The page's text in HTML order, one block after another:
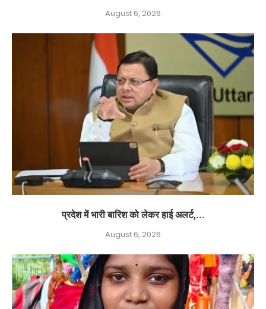
August 6, 2026
प्रदेश में भारी बारिश को लेकर हाई अलर्ट,...
August 6, 2026